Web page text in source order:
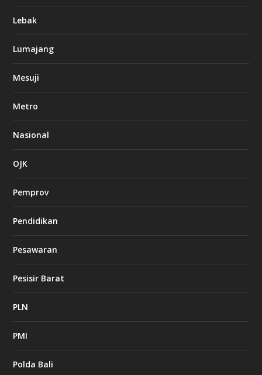
Lebak
Lumajang
Mesuji
Metro
Nasional
OJK
Pemprov
Pendidikan
Pesawaran
Pesisir Barat
PLN
PMI
Polda Bali